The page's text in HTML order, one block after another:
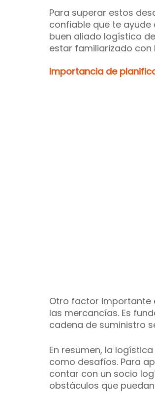
Para superar estos
confiable que te ayude
buen aliado logístico
estar familiarizado con
Importancia de
Otro factor importante
las mercancías. Es
cadena de suministro
En resumen, la
como desafíos. Para
contar con un socio
obstáculos que